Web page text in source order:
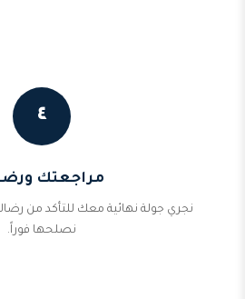
٤
مراجعتك
نجري جولة نهائية معك للتأكد من
نصلحها فوراً.